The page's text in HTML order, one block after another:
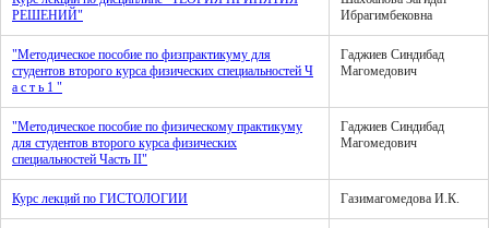
РЕШЕНИЙ"
Ибрагимбековна
"Методическое пособие по физпрактикуму для
студентов второго курса физических специальностей Ч
а с т ь 1 "
Гаджиев Синдибад
Магомедович
"Методическое пособие по физическому практикуму
для студентов второго курса физических
специальностей Часть II"
Гаджиев Синдибад
Магомедович
Курс лекций по ГИСТОЛОГИИ Газимагомедова И.К.